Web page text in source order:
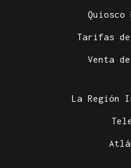
Quiosco
Tarifas
Venta
La Región